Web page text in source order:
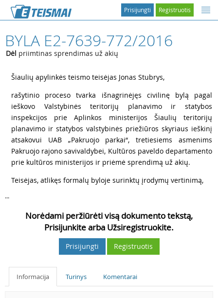
Registruotis
Prisijungti
BYLA E2-7639-772/2016
Dėl priimtinas sprendimas už akių
Šiaulių apylinkės teismo teisėjas Jonas Stubrys,
rašytinio proceso tvarka išnagrinėjęs civilinę bylą pagal
ieškovo Valstybinės teritorijų planavimo ir statybos
inspekcijos prie Aplinkos ministerijos Šiaulių teritorijų
planavimo ir statybos valstybinės priežiūros skyriaus ieškinį
atsakovui UAB „Pakruojo parkai“, tretiesiems asmenims
Pakruojo rajono savivaldybei, Kultūros paveldo departamento
prie kultūros ministerijos ir priėmė sprendimą už akių.
Teisėjas, atlikęs formalų byloje surinktų įrodymų vertinimą,
...
Norėdami peržiūrėti visą dokumento tekstą,
Prisijunkite arba Užsiregistruokite.
Prisijungti Registruotis
Informacija Turinys Komentarai